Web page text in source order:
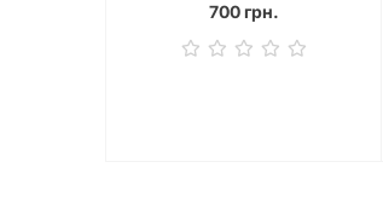
700 грн.